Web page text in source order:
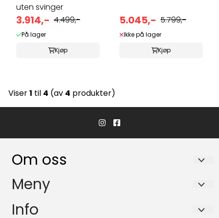
uten svinger
3.914,- 4.499,-
På lager
Kjøp
5.045,- 5.799,-
Ikke på lager
Kjøp
Viser1 til 4 (av 4 produkter)
Om oss
Hvaler Båtservice AS
1684 Vesterøy
Meny
Personvern
Info